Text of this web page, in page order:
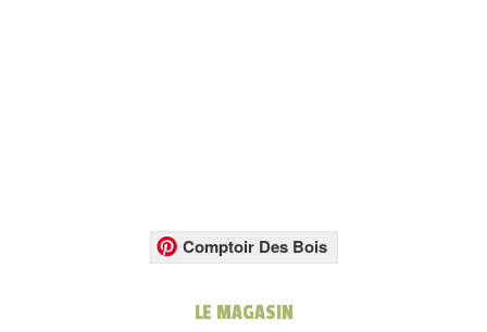
Comptoir Des Bois
LE MAGASIN